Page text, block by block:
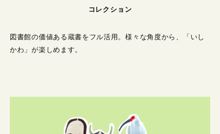
コレクション
図書館の価値ある蔵書をフル活用。様々な角度から、「いし
かわ」が楽しめます。